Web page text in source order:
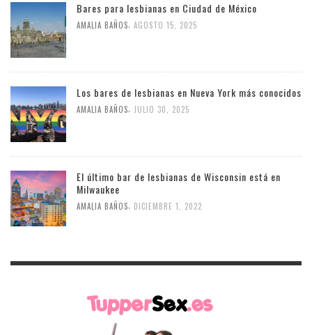
Bares para lesbianas en Ciudad de México
AMALIA BAÑOS, AGOSTO 15, 2025
Los bares de lesbianas en Nueva York más conocidos
AMALIA BAÑOS, JULIO 30, 2025
El último bar de lesbianas de Wisconsin está en
Milwaukee
AMALIA BAÑOS, DICIEMBRE 1, 2022